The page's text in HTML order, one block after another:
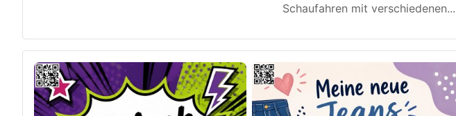
Schaufahren mit verschiedenen...